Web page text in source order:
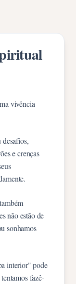
vivência
desafios,
e crenças
não estão de
sonhamos
interior" pode
fazê-